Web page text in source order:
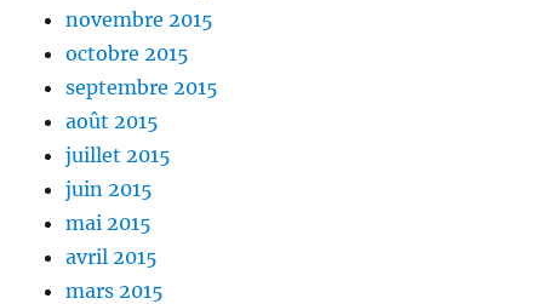
novembre 2015
octobre 2015
septembre 2015
août 2015
juillet 2015
juin 2015
mai 2015
avril 2015
mars 2015